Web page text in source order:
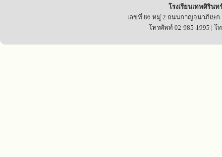
โรงเรียนเทพศิรินท
เลขที่ 86 หมู่ 2 ถนนกาญจนาภิเษก
โทรศัพท์ 02-985-1995 | โ